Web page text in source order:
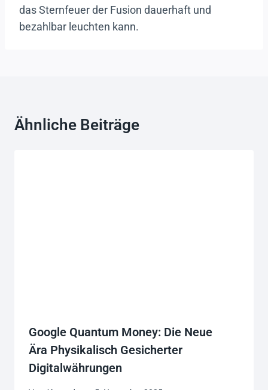
das Sternfeuer der Fusion dauerhaft und
bezahlbar leuchten kann.
Ähnliche Beiträge
Google Quantum Money: Die Neue
Ära Physikalisch Gesicherter
Digitalwährungen